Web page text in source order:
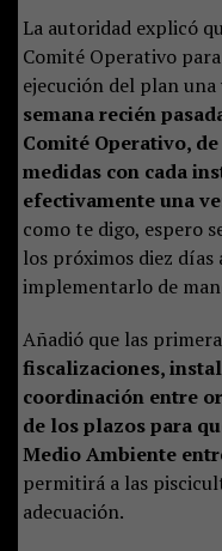
La autoridad explicó
Comité Operativo
ejecución del plan una
semana recién
Comité Operativo,
medidas con cada
efectivamente una
como te digo, espero
los próximos diez días
implementarlo de
Añadió que las
fiscalizaciones,
coordinación entre
de los plazos para
Medio Ambiente
permitirá a las
adecuación.